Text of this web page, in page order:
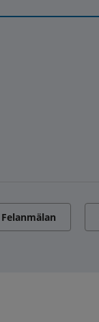
Felanmälan